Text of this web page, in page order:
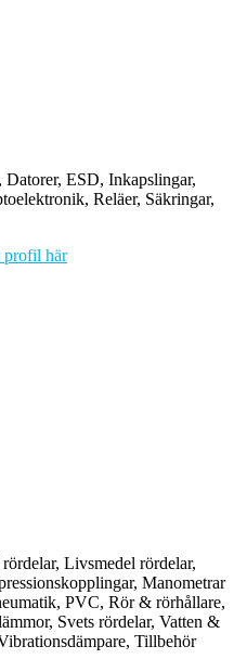
Datorer, ESD, Inkapslingar,
Reläer, Säkringar,
profil här
Livsmedel rördelar,
Manometrar
PVC, Rör & rörhållare,
Svets rördelar, Vatten &
Tillbehör